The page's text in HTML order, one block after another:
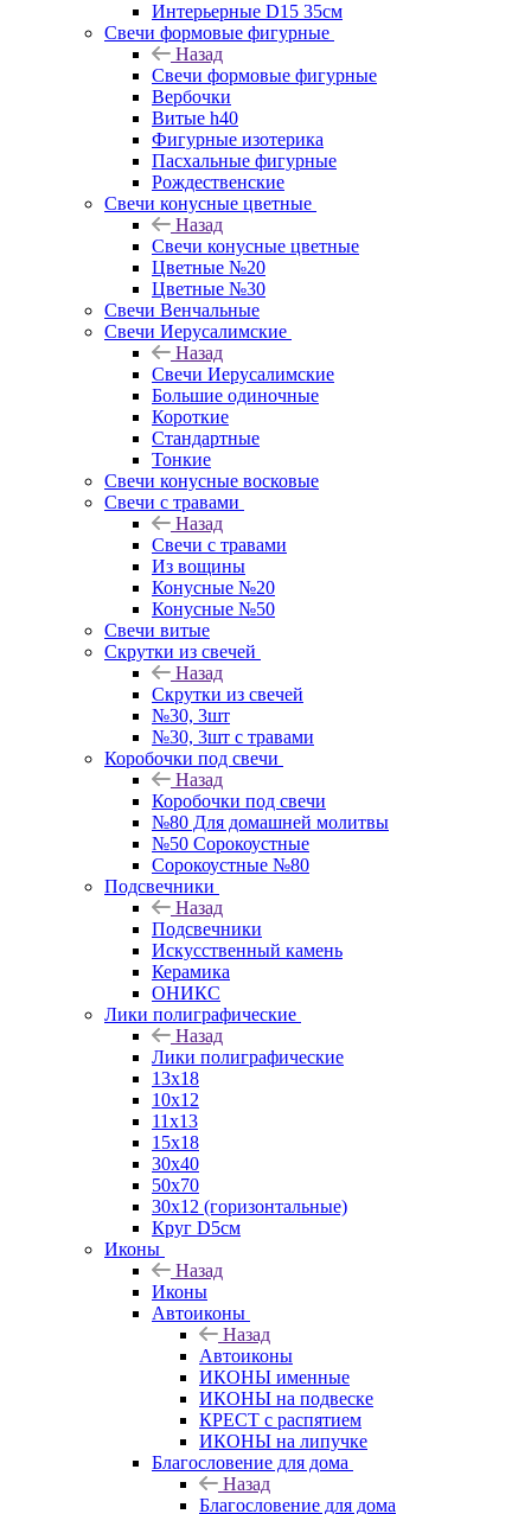
Интерьерные D15 35см
Свечи формовые фигурные
Назад
Свечи формовые фигурные
Вербочки
Витые h40
Фигурные изотерика
Пасхальные фигурные
Рождественские
Свечи конусные цветные
Назад
Свечи конусные цветные
Цветные №20
Цветные №30
Свечи Венчальные
Свечи Иерусалимские
Назад
Свечи Иерусалимские
Большие одиночные
Короткие
Стандартные
Тонкие
Свечи конусные восковые
Свечи с травами
Назад
Свечи с травами
Из вощины
Конусные №20
Конусные №50
Свечи витые
Скрутки из свечей
Назад
Скрутки из свечей
№30, 3шт
№30, 3шт с травами
Коробочки под свечи
Назад
Коробочки под свечи
№80 Для домашней молитвы
№50 Сорокоустные
Сорокоустные №80
Подсвечники
Назад
Подсвечники
Искусственный камень
Керамика
ОНИКС
Лики полиграфические
Назад
Лики полиграфические
13x18
10x12
11х13
15х18
30x40
50x70
30x12 (горизонтальные)
Круг D5см
Иконы
Назад
Иконы
Автоиконы
Назад
Автоиконы
ИКОНЫ именные
ИКОНЫ на подвеске
КРЕСТ с распятием
ИКОНЫ на липучке
Благословение для дома
Назад
Благословение для дома